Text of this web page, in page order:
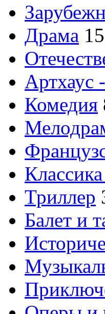
Драма
Артхаус
Комедия
Триллер
Балет и